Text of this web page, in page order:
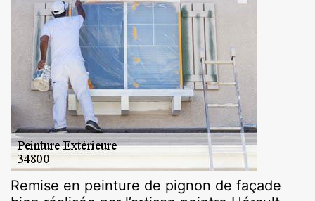
Remise en peinture de pignon de façade